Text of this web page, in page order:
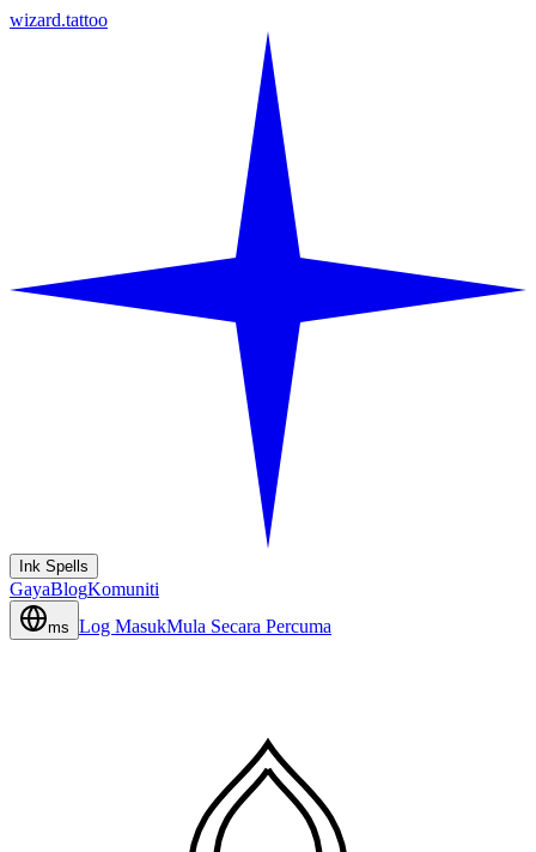
wizard.tattoo
Ink Spells
GayaBlogKomuniti
ms Log MasukMula Secara Percuma